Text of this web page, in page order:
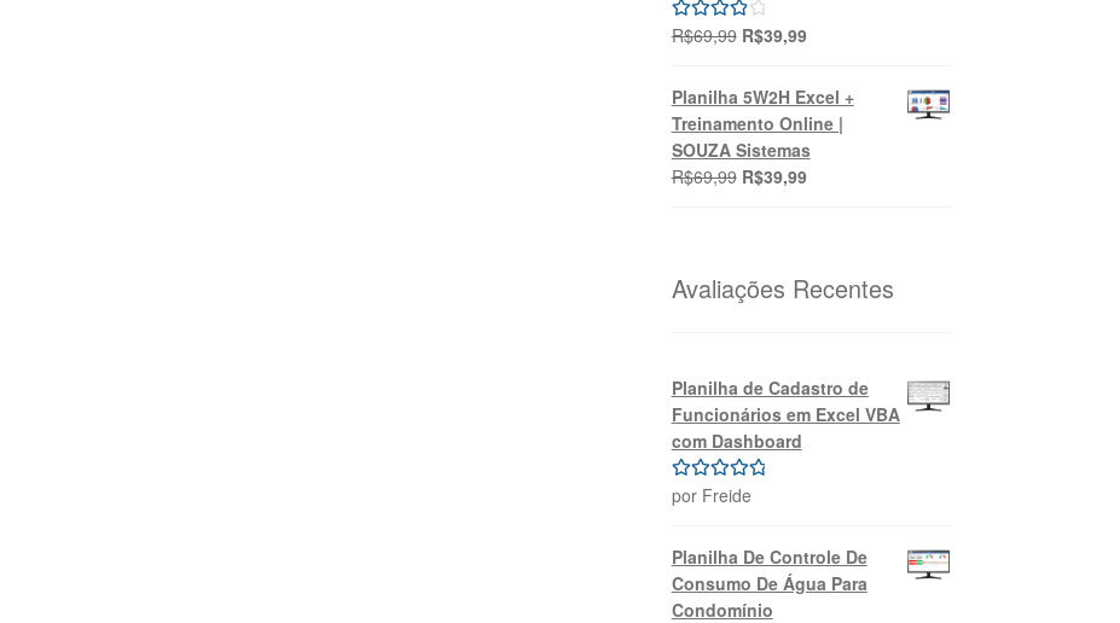
Avaliação
R$69,99 O
original
era:
R$69,99.
R$39,99O
atual
é:
R$39,99.
Planilha 5W2H Excel +
Treinamento Online |
SOUZA Sistemas
R$69,99 O
R$69,99.
R$39,99O
R$39,99.
Avaliações Recentes
Planilha de Cadastro de
Funcionários em Excel VBA
com Dashboard
Avaliação5
por Freide
Planilha De Controle De
Consumo De Água Para
Condomínio